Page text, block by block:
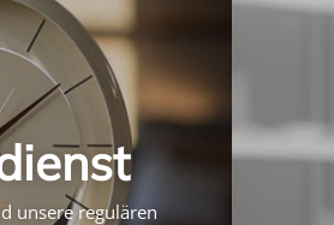
unsere regulären